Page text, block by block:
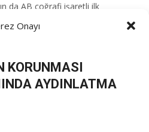
Onayı
KORUNMASI
AYDINLATMA
da AB coğrafi işaretli ilk
“AB’den coğrafi işaret tescili
devam eden 53 coğrafi